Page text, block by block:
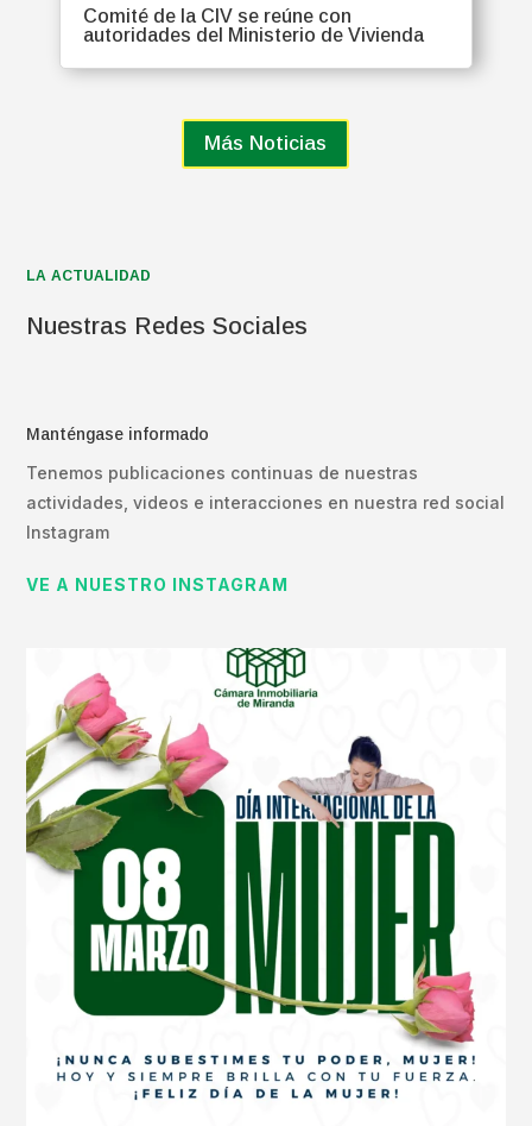
Comité de la CIV se reúne con
autoridades del Ministerio de Vivienda
Más Noticias
LA ACTUALIDAD
Nuestras Redes Sociales
Manténgase informado
Tenemos publicaciones continuas de nuestras
actividades, videos e interacciones en nuestra red social
Instagram
VE A NUESTRO INSTAGRAM